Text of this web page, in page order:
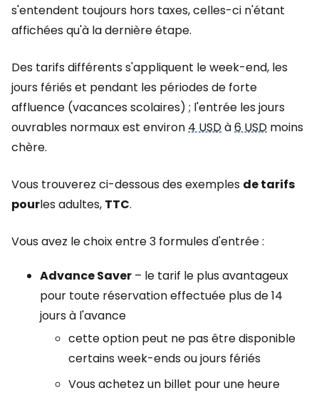
s'entendent toujours hors taxes, celles-ci n'étant
affichées qu'à la dernière étape.
Des tarifs différents s'appliquent le week-end, les
jours fériés et pendant les périodes de forte
affluence (vacances scolaires) ; l'entrée les jours
ouvrables normaux est environ4 USDà6 USD moins
chère.
Vous trouverez ci-dessous des exemples de tarifs
pourles adultes, TTC.
Vous avez le choix entre 3 formules d'entrée :
Advance Saver – le tarif le plus avantageux
pour toute réservation effectuée plus de 14
jours à l'avance
cette option peut ne pas être disponible
certains week-ends ou jours fériés
Vous achetez un billet pour une heure